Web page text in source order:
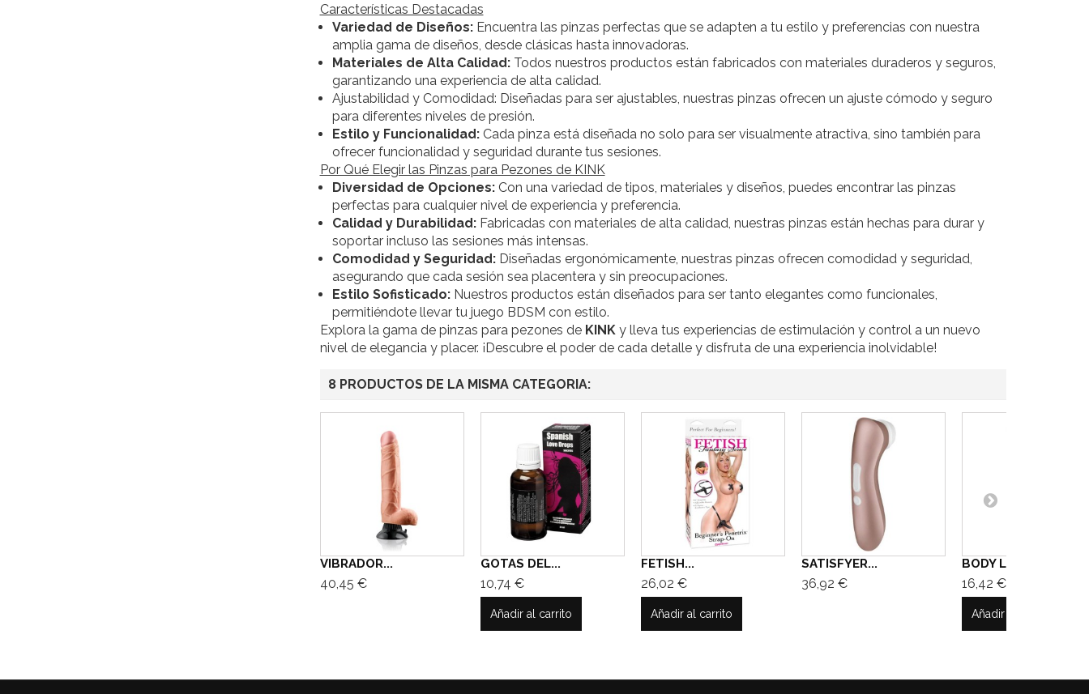
Características Destacadas
Variedad de Diseños:Encuentra las pinzas perfectas que se adapten a tu estilo y preferencias con nuestra
amplia gama de diseños, desde clásicas hasta innovadoras.
Materiales de Alta Calidad:Todos nuestros productos están fabricados con materiales duraderos y seguros,
garantizando una experiencia de alta calidad.
Ajustabilidad y Comodidad: Diseñadas para ser ajustables, nuestras pinzas ofrecen un ajuste cómodo y seguro
para diferentes niveles de presión.
Estilo y Funcionalidad: Cada pinza está diseñada no solo para ser visualmente atractiva, sino también para
ofrecer funcionalidad y seguridad durante tus sesiones.
Por Qué Elegir las Pinzas para Pezones de KINK
Diversidad de Opciones:Con una variedad de tipos, materiales y diseños, puedes encontrar las pinzas
perfectas para cualquier nivel de experiencia y preferencia.
Calidad y Durabilidad: Fabricadas con materiales de alta calidad, nuestras pinzas están hechas para durar y
soportar incluso las sesiones más intensas.
Comodidad y Seguridad: Diseñadas ergonómicamente, nuestras pinzas ofrecen comodidad y seguridad,
asegurando que cada sesión sea placentera y sin preocupaciones.
Estilo Sofisticado:Nuestros productos están diseñados para ser tanto elegantes como funcionales,
permitiéndote llevar tu juego BDSM con estilo.
Explora la gama de pinzas para pezones de KINK y lleva tus experiencias de estimulación y control a un nuevo
nivel de elegancia y placer. ¡Descubre el poder de cada detalle y disfruta de una experiencia inolvidable!
8 PRODUCTOS DE LA MISMA CATEGORIA:
VIBRADOR...
40,45 €
GOTAS DEL...
10,74 €
Añadir al carrito
FETISH...
26,02 €
Añadir al carrito
SATISFYER...
36,92 €
BODY LUBE...
16,42 €
Añadir al carrito